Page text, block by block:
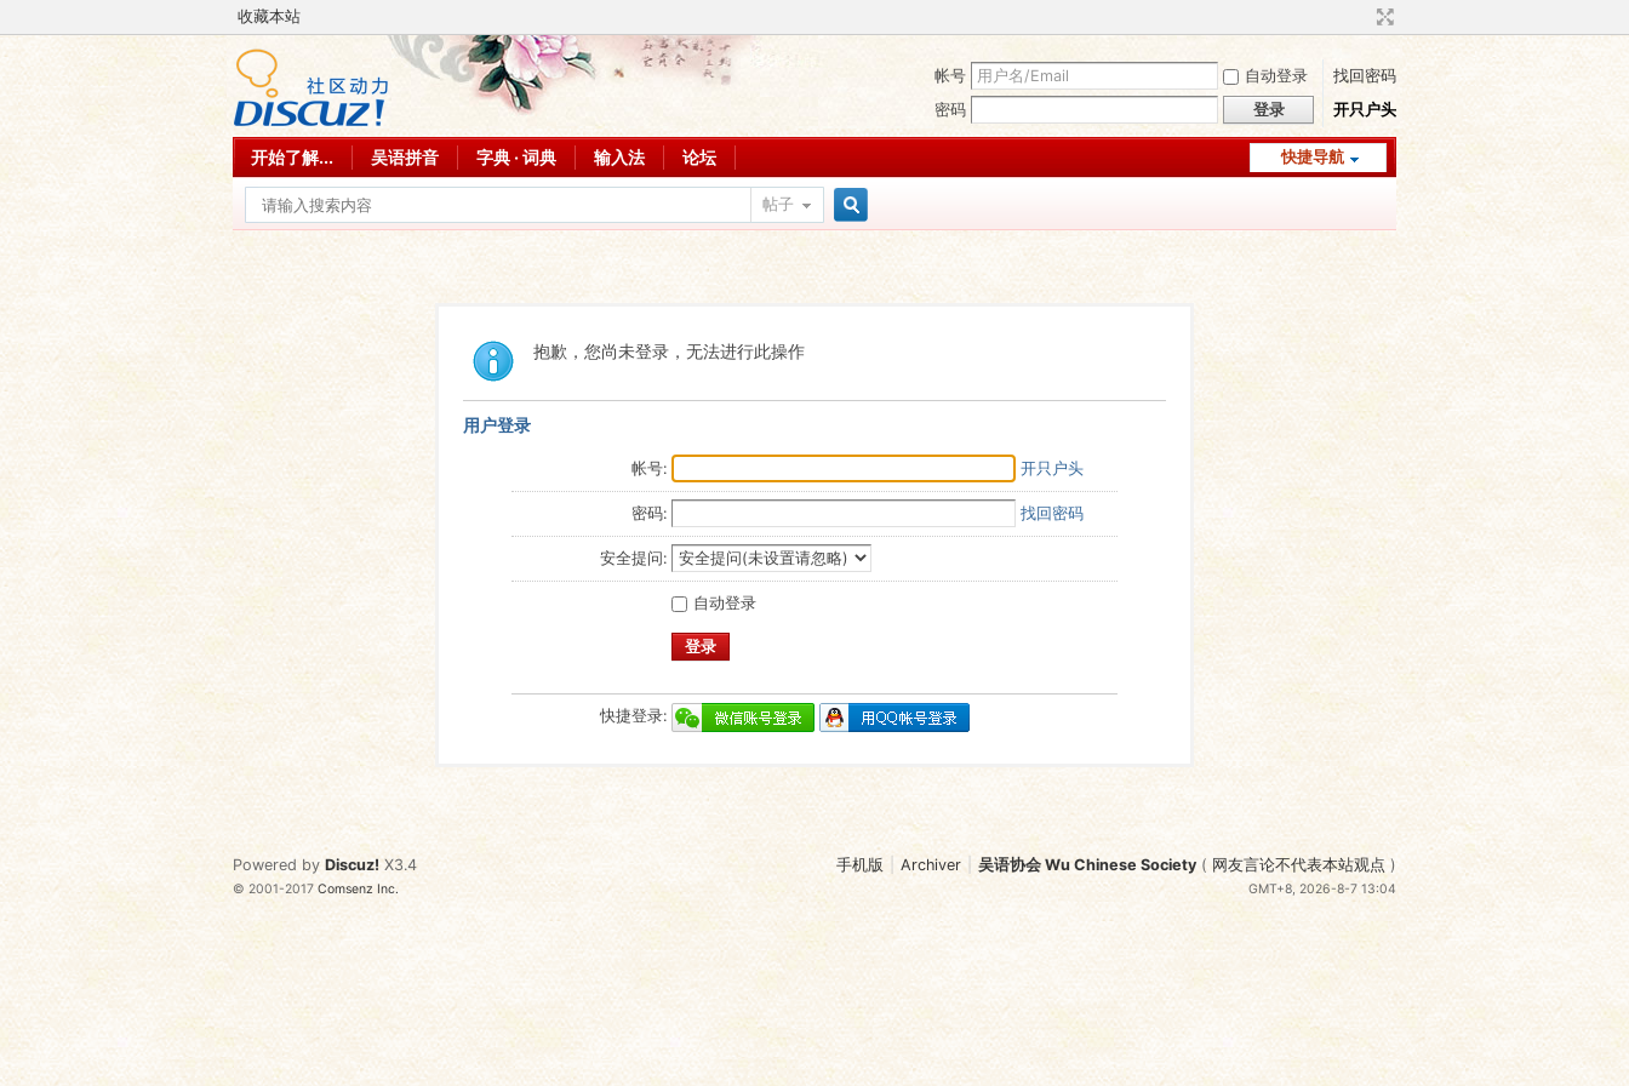
收藏本站
帐号 自动登录
找回密码
密码
登录 开只户头
快捷导航
开始了解... 吴语拼音 字典 · 词典 输入法 论坛
帖子
抱歉，您尚未登录，无法进行此操作
用户登录
帐号: 开只户头
密码: 找回密码
安全提问:
自动登录
登录
快捷登录:
手机版 Archiver 吴语协会 Wu Chinese Society ( 网友言论不代表本站观点 )
GMT+8, 2026-8-7 13:04
Powered by Discuz! X3.4
© 2001-2017Comsenz Inc.